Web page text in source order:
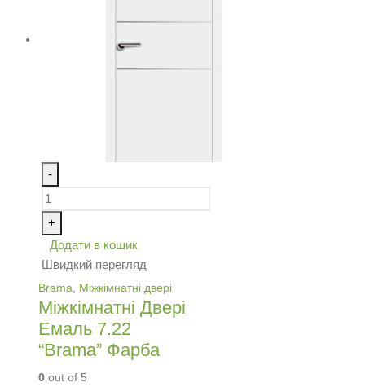
-
+
Додати в кошик
Швидкий перегляд
Brama Міжкімнатні двері
Міжкімнатні Двері
Емаль 7.22
“Brama” Фарба
0 out of 5